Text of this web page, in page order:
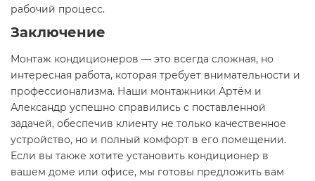
рабочий процесс.
Заключение
Монтаж кондиционеров — это всегда сложная, но
интересная работа, которая требует внимательности и
профессионализма. Наши монтажники Артём и
Александр успешно справились с поставленной
задачей, обеспечив клиенту не только качественное
устройство, но и полный комфорт в его помещении.
Если вы также хотите установить кондиционер в
вашем доме или офисе, мы готовы предложить вам